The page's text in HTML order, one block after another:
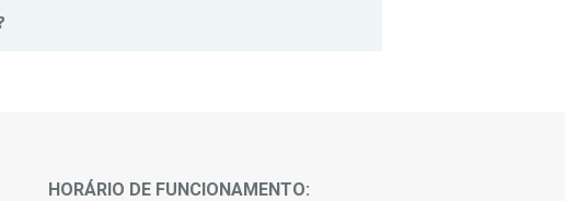
HORÁRIO DE FUNCIONAMENTO: